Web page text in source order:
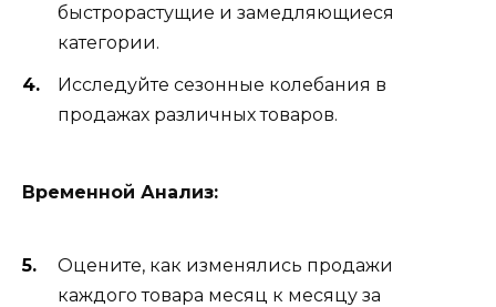
быстрорастущие и замедляющиеся
категории.
Исследуйте сезонные колебания в
продажах различных товаров.
Временной Анализ:
Оцените, как изменялись продажи
каждого товара месяц к месяцу за